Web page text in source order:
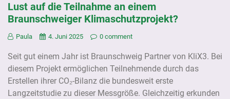
Lust auf die Teilnahme an einem
Braunschweiger Klimaschutzprojekt?
Paula 4. Juni 2025 0 comment
Seit gut einem Jahr ist Braunschweig Partner von KliX3. Bei
diesem Projekt ermöglichen Teilnehmende durch das
Erstellen ihrer CO₂-Bilanz die bundesweit erste
Langzeitstudie zu dieser Messgröße. Gleichzeitig erkunden